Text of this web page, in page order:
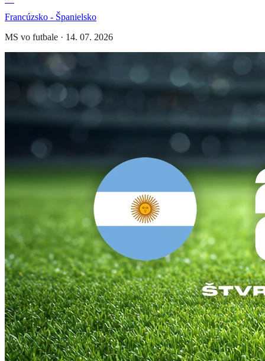
Francúzsko - Španielsko
MS vo futbale · 14. 07. 2026